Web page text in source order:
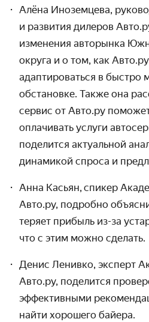
Алёна Иноземцева,
и развития дилеров
изменения авторынка
округа и о том, как
адаптироваться в быстро
обстановке. Также она
сервис от Авто.ру
оплачивать услуги
поделится актуальной
динамикой спроса и
Анна Касьян, спикер
Авто.ру, подробно
теряет прибыль из-за
что с этим можно сделать.
Денис Ленивко, эксперт
Авто.ру, поделится
эффективными
найти хорошего байера.